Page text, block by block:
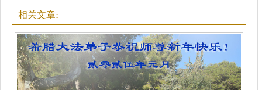
相关文章: